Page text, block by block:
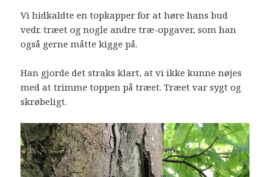
Vi hidkaldte en topkapper for at høre hans bud
vedr. træet og nogle andre træ-opgaver, som han
også gerne måtte kigge på.
Han gjorde det straks klart, at vi ikke kunne nøjes
med at trimme toppen på træet. Træet var sygt og
skrøbeligt.